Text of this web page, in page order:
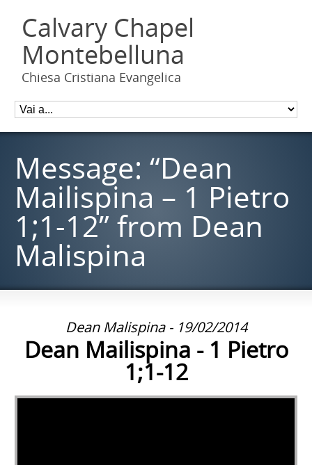
Calvary Chapel
Montebelluna
Chiesa Cristiana Evangelica
Message: “Dean
Mailispina – 1 Pietro
1;1-12” from Dean
Malispina
Dean Malispina - 19/02/2014
Dean Mailispina - 1 Pietro
1;1-12